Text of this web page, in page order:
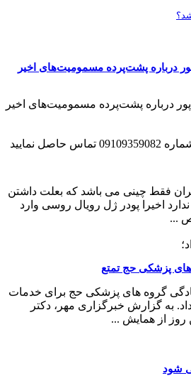
درباره پشت‌پرده مسمومیت‌های اخیر
درباره پشت‌پرده مسمومیت‌های اخیر
نمایید
فقط چینی می باشد که بعلت داشتن
اخیرا پودر ژل رویال روسی وارد
...
پزشکی حج تمتع
حج ۹۶، از آمادگی گروه های پزشکی حج برای خدمات
به گزارش خبرگزاری مهر، دکتر
روز از همایش ...
شود